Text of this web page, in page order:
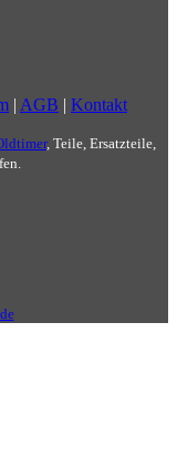
| AGB | Kontakt
, Teile, Ersatzteile,